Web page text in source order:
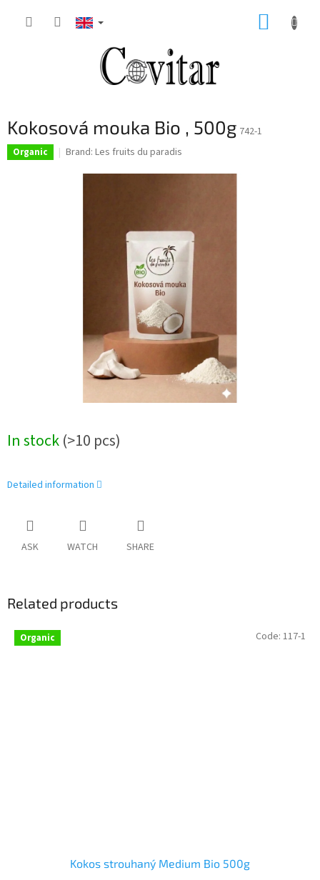
Kokosová mouka Bio , 500g 742-1
Organic Brand: Les fruits du paradis
In stock(>10 pcs)
Detailed information
ASK WATCH SHARE
Related products
Organic
Kokos strouhaný Medium Bio 500g
Code: 117-1